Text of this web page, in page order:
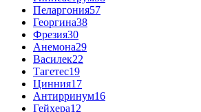
Пеларгония57
Георгина38
Фрезия30
Анемона29
Василек22
Тагетес19
Цинния17
Антирринум16
Гейхера12